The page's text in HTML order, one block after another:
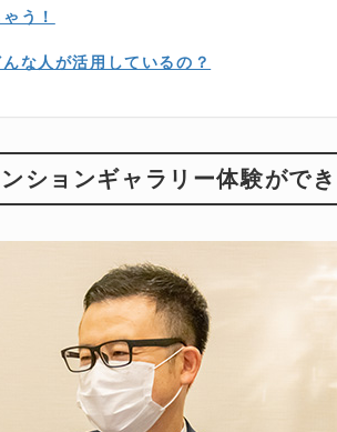
う！
な人が活用しているの？
ションギャラリー体験がで